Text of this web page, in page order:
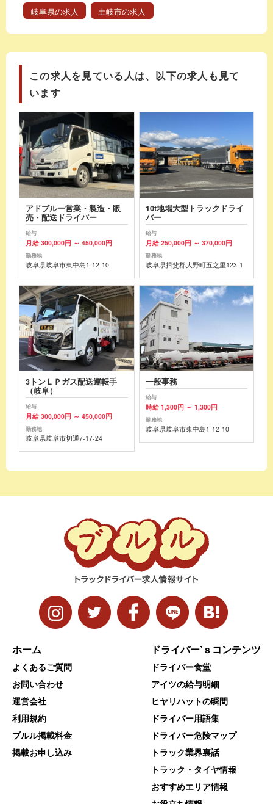
岐阜県の求人 土岐市の求人
この求人を見ている人は、以下の求人も見て
います
アドブルー営業・製造・販
売・配送ドライバー
給与
月給 300,000円 ～ 450,000円
勤務地
岐阜県岐阜市東中島1-12-10
10t地場大型トラックドライ
バー
給与
月給 250,000円 ～ 370,000円
勤務地
岐阜県揖斐郡大野町五之里123-1
3トンＬＰガス配送運転手
（岐阜）
給与
月給 300,000円 ～ 450,000円
勤務地
岐阜県岐阜市切通7-17-24
一般事務
給与
時給 1,300円 ～ 1,300円
勤務地
岐阜県岐阜市東中島1-12-10
ホーム
よくあるご質問
お問い合わせ
運営会社
利用規約
ブルル掲載料金
掲載お申し込み
ドライバー’ｓコンテンツ
ドライバー食堂
アイツの給与明細
ヒヤリハットの瞬間
ドライバー用語集
ドライバー危険マップ
トラック業界裏話
トラック・タイヤ情報
おすすめエリア情報